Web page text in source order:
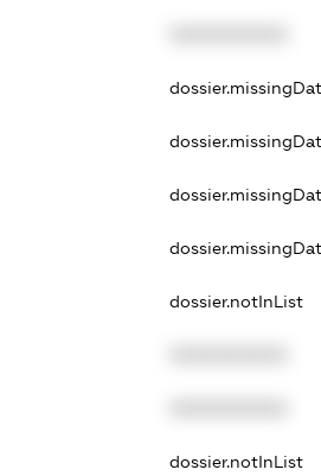
dossier.notInList
dossier.notInList